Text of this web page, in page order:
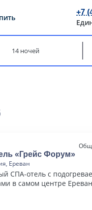
+7
14 ночей
«Грейс Форум»
Ереван
СПА-отель с
в самом центре